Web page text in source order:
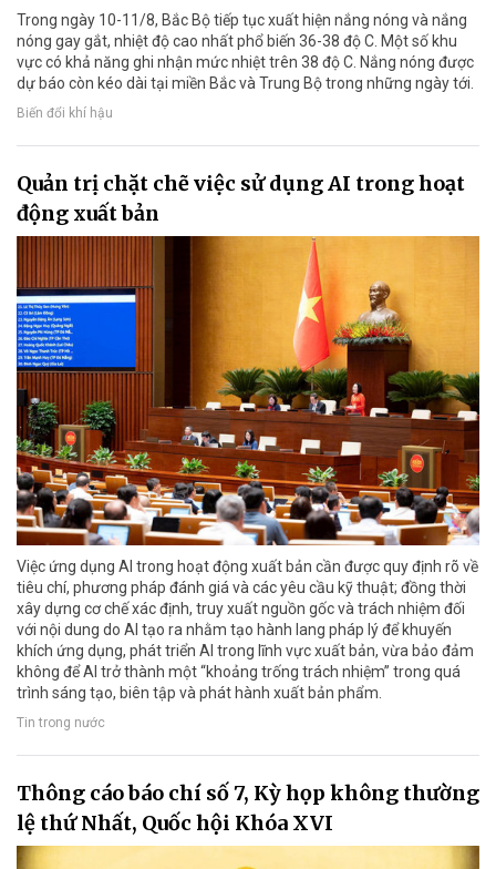
Trong ngày 10-11/8, Bắc Bộ tiếp tục xuất hiện nắng nóng và nắng
nóng gay gắt, nhiệt độ cao nhất phổ biến 36-38 độ C. Một số khu
vực có khả năng ghi nhận mức nhiệt trên 38 độ C. Nắng nóng được
dự báo còn kéo dài tại miền Bắc và Trung Bộ trong những ngày tới.
Biến đổi khí hậu
Quản trị chặt chẽ việc sử dụng AI trong hoạt
động xuất bản
Việc ứng dụng AI trong hoạt động xuất bản cần được quy định rõ về
tiêu chí, phương pháp đánh giá và các yêu cầu kỹ thuật; đồng thời
xây dựng cơ chế xác định, truy xuất nguồn gốc và trách nhiệm đối
với nội dung do AI tạo ra nhằm tạo hành lang pháp lý để khuyến
khích ứng dụng, phát triển AI trong lĩnh vực xuất bản, vừa bảo đảm
không để AI trở thành một “khoảng trống trách nhiệm” trong quá
trình sáng tạo, biên tập và phát hành xuất bản phẩm.
Tin trong nước
Thông cáo báo chí số 7, Kỳ họp không thường
lệ thứ Nhất, Quốc hội Khóa XVI